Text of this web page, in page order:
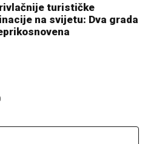
turističke
na svijetu: Dva grada